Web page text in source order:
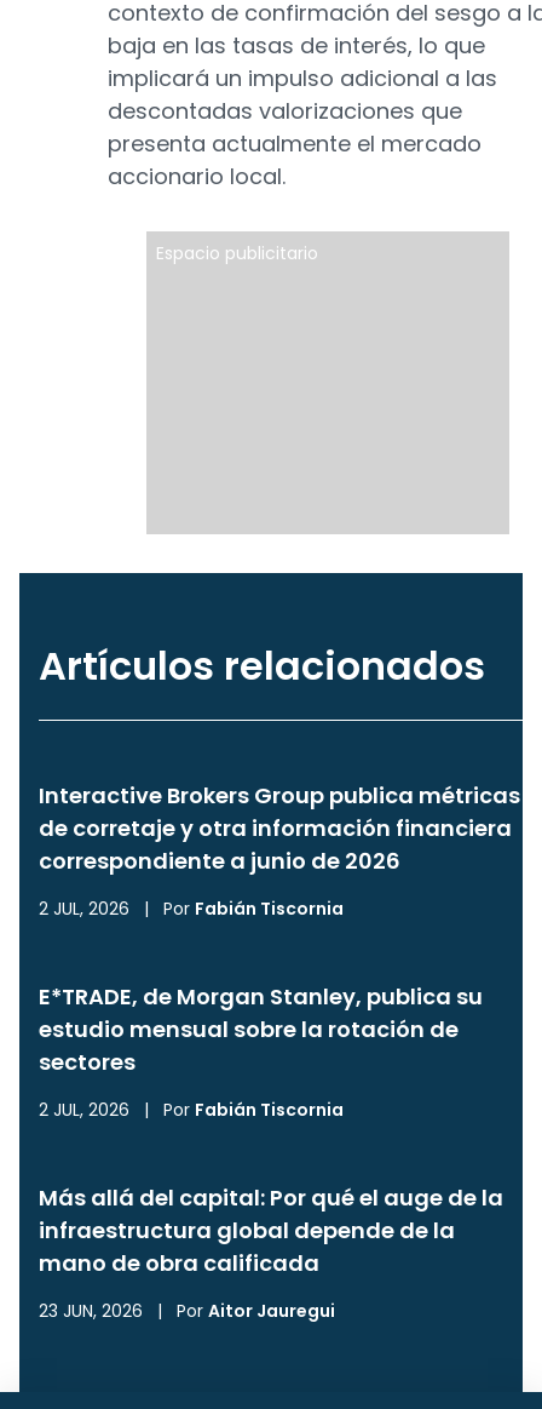
contexto de confirmación del sesgo a
baja en las tasas de interés, lo que
implicará un impulso adicional a las
descontadas valorizaciones que
presenta actualmente el mercado
accionario local.
Espacio publicitario
Artículos relacionados
Interactive Brokers Group publica métricas
de corretaje y otra información financiera
correspondiente a junio de 2026
2 JUL, 2026 | Por Fabián Tiscornia
E*TRADE, de Morgan Stanley, publica su
estudio mensual sobre la rotación de
sectores
2 JUL, 2026 | Por Fabián Tiscornia
Más allá del capital: Por qué el auge de la
infraestructura global depende de la
mano de obra calificada
23 JUN, 2026 | Por Aitor Jauregui